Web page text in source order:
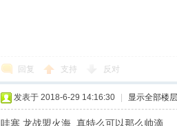
回复 支持 反对
发表于 2018-6-29 14:16:30 显示全部楼层
哇塞 龙战盟火海 真特么可以那么帅滴